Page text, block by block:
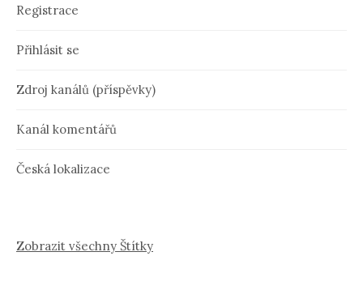
Registrace
Přihlásit se
Zdroj kanálů (příspěvky)
Kanál komentářů
Česká lokalizace
Zobrazit všechny Štítky